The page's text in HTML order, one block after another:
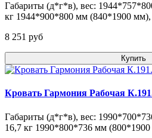
Габариты (д*г*в), вес:
кг 1944*900*800 мм (840*1900 мм),
8 251 pуб
Купить
Кровать Гармония Рабочая
Габариты (д*г*в), вес:
16,7 кг 1990*800*736 мм (800*1900